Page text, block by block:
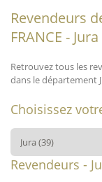
Revendeurs
FRANCE -
Retrouvez tous les
dans le département
Choisissez
Revendeurs -